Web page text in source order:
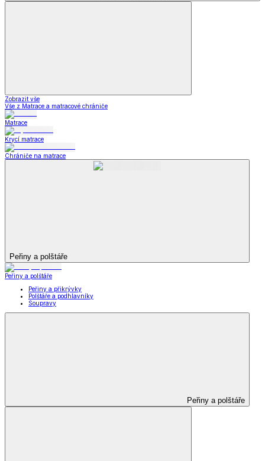
Zobrazit vše
Vše z Matrace a matracové chrániče
Matrace
Krycí matrace
Chrániče na matrace
Peřiny a polštáře
Peřiny a polštáře
Peřiny a přikrývky
Polštáře a podhlavníky
Soupravy
Peřiny a polštáře